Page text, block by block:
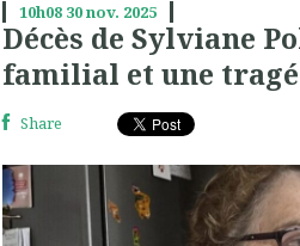
10h08 30nov. 2025
Décès de Sylviane
familial et une
Share